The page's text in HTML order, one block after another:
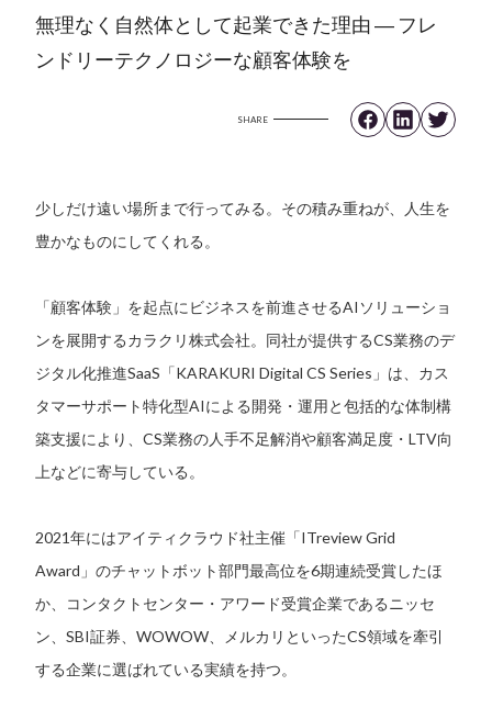
無理なく自然体として起業できた理由 ― フレ
ンドリーテクノロジーな顧客体験を
SHARE
少しだけ遠い場所まで行ってみる。その積み重ねが、人生を
豊かなものにしてくれる。
「顧客体験」を起点にビジネスを前進させるAIソリューショ
ンを展開するカラクリ株式会社。同社が提供するCS業務のデ
ジタル化推進SaaS「KARAKURI Digital CS Series」は、カス
タマーサポート特化型AIによる開発・運用と包括的な体制構
築支援により、CS業務の人手不足解消や顧客満足度・LTV向
上などに寄与している。
2021年にはアイティクラウド社主催「ITreview Grid
Award」のチャットボット部門最高位を6期連続受賞したほ
か、コンタクトセンター・アワード受賞企業であるニッセ
ン、SBI証券、WOWOW、メルカリといったCS領域を牽引
する企業に選ばれている実績を持つ。